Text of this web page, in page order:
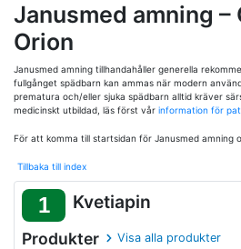
Janusmed amning –
Orion
Janusmed amning tillhandahåller generella
fullgånget spädbarn kan ammas när modern
prematura och/eller sjuka spädbarn alltid kräver
medicinskt utbildad, läs först vår information för
För att komma till startsidan för Janusmed amning
Tillbaka till index
1 Kvetiapin
Produkter Visa alla produkter